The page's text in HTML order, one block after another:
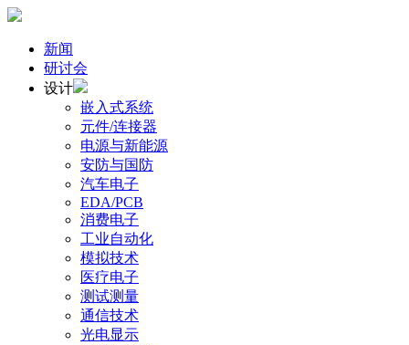
新闻
研讨会
设计
嵌入式系统
元件/连接器
电源与新能源
安防与国防
汽车电子
EDA/PCB
消费电子
工业自动化
模拟技术
医疗电子
测试测量
通信技术
光电显示